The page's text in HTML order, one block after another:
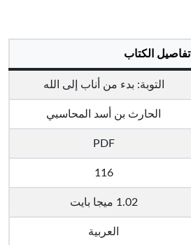
تفاصيل الكتاب
التوبة: بدء من أناب إلى الله
الحارث بن أسد المحاسبي
PDF
116
1.02 ميجا بايت
العربية